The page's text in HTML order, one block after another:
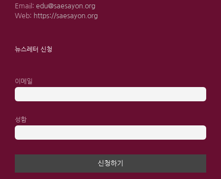
Email: edu@saesayon.org
Web: https://saesayon.org
뉴스레터 신청
이메일
성함